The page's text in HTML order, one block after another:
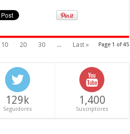
Page 1 of 45
10 20 30 ... Last »
129k
Seguidores
1,400
Suscriptores